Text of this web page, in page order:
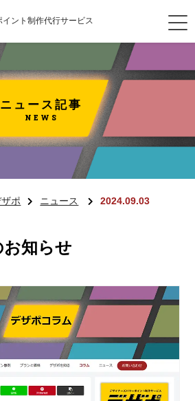
イント制作代行サービス
ニュース記事
NEWS
ポ ニュース 2024.09.03
知らせ